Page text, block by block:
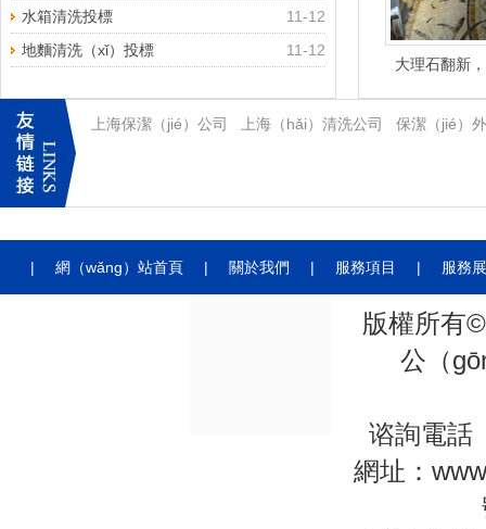
11-12
水箱清洗投標
11-12
地麵清洗（xǐ）投標
大理石翻新
上海保潔（jié）公司 上海（hǎi）清洗公司 保潔（jié）
| 網（wǎng）站首頁 | 關於我們 | 服務項目 | 服務
版權所有
公（
谘詢電話
網址：